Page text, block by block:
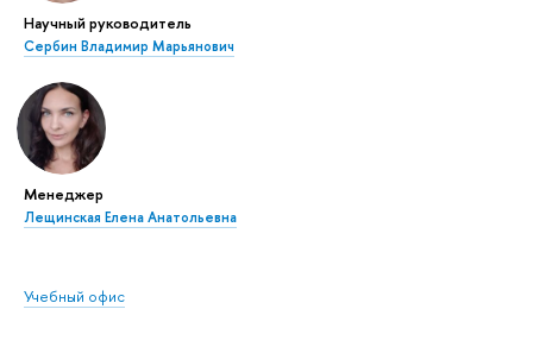
Научный руководитель
Сербин Владимир Марьянович
Менеджер
Лещинская Елена Анатольевна
Учебный офис